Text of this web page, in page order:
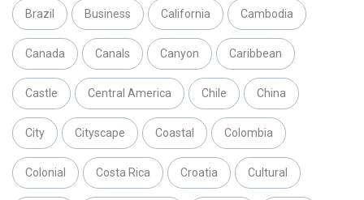
Brazil Business California Cambodia
Canada Canals Canyon Caribbean
Castle Central America Chile China
City Cityscape Coastal Colombia
Colonial Costa Rica Croatia Cultural